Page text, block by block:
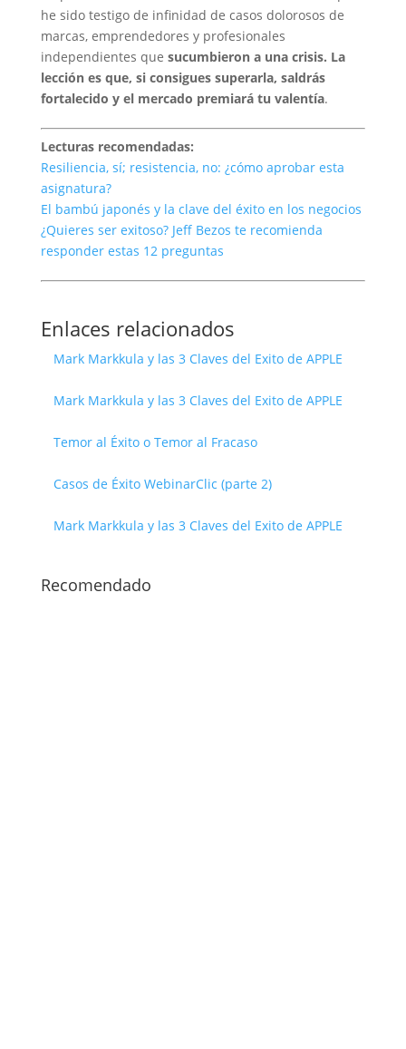
he sido testigo de infinidad de casos dolorosos de
marcas, emprendedores y profesionales
independientes que sucumbieron a una crisis. La
lección es que, si consigues superarla, saldrás
fortalecido y el mercado premiará tu valentía.
Lecturas recomendadas:
Resiliencia, sí; resistencia, no: ¿cómo aprobar esta
asignatura?
El bambú japonés y la clave del éxito en los negocios
¿Quieres ser exitoso? Jeff Bezos te recomienda
responder estas 12 preguntas
Enlaces relacionados
Mark Markkula y las 3 Claves del Exito de APPLE
Mark Markkula y las 3 Claves del Exito de APPLE
Temor al Éxito o Temor al Fracaso
Casos de Éxito WebinarClic (parte 2)
Mark Markkula y las 3 Claves del Exito de APPLE
Recomendado